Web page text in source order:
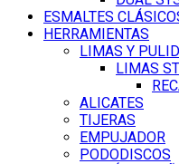
ESMALTES
HERRAMIENTAS
LIMAS Y
LIMAS
ALICATES
TIJERAS
EMPUJADOR
PODODISCOS